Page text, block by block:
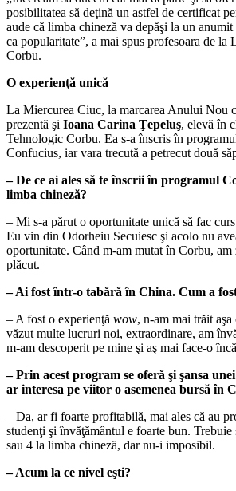
posibilitatea să deţină un astfel de certificat
aude că limba chineză va depăşi la un
ca popularitate”, a mai spus profesoara de la
Corbu.
O experienţă unică
La Miercurea Ciuc, la marcarea Anului Nou
prezentă şi Ioana Carina Ţepeluş, elevă în
Tehnologic Corbu. Ea s-a înscris în
Confucius, iar vara trecută a petrecut două
– De ce ai ales să te înscrii în programul
limba chineză?
– Mi s-a părut o oportunitate unică să fac
Eu vin din Odorheiu Secuiesc şi acolo nu
oportunitate. Când m-am mutat în Corbu, am
plăcut.
– Ai fost într-o tabără în China. Cum a
– A fost o experienţă wow, n-am mai trăit
văzut multe lucruri noi, extraordinare, am
m-am descoperit pe mine şi aş mai face-o
– Prin acest program se oferă şi şansa
ar interesa pe viitor o asemenea bursă în
– Da, ar fi foarte profitabilă, mai ales că au
studenţi şi învăţământul e foarte bun.
sau 4 la limba chineză, dar nu-i imposibil.
– Acum la ce nivel eşti?